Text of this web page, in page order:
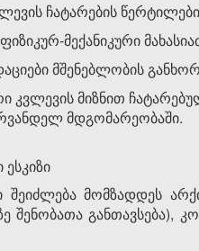
ჩატარების
ფიზიკურ-მექანიკური
მშენებლობის
კვლევის მიზნით
მდგომარეობაში.
შეიძლება მომზადდეს
შენობათა